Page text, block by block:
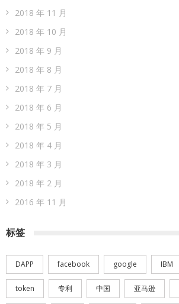
2018 年 11 月
2018 年 10 月
2018 年 9 月
2018 年 8 月
2018 年 7 月
2018 年 6 月
2018 年 5 月
2018 年 4 月
2018 年 3 月
2018 年 2 月
2016 年 11 月
标签
DAPP facebook google IBM
token 专利 中国 亚马逊